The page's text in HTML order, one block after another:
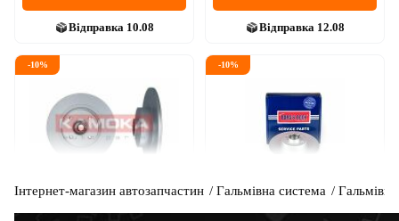
Відправка 10.08 Відправка 12.08
-10%
KAMOKA
-10%
BORG & BECK
Інтернет-магазин автозапчастин Гальмівна система